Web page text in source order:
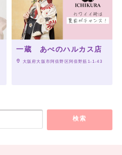
一蔵 あべのハルカス店
大阪府大阪市阿倍野区阿倍野筋1-1-43
検索